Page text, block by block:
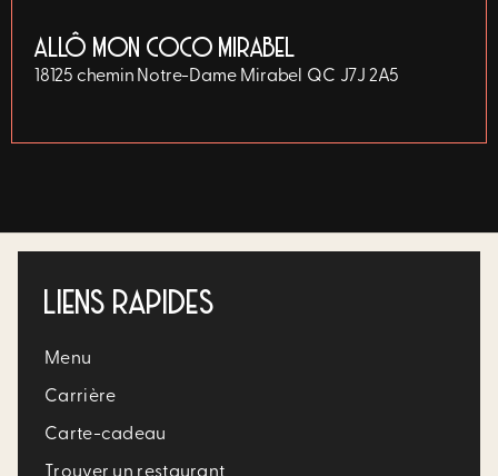
ALLÔ MON COCO MIRABEL
18125 chemin Notre-Dame Mirabel QC J7J 2A5
LIENS RAPIDES
Menu
Carrière​
Carte-cadeau
Trouver un restaurant​